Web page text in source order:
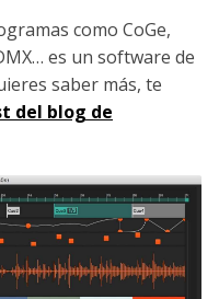
como CoGe,
es un software de
saber más, te
del blog de